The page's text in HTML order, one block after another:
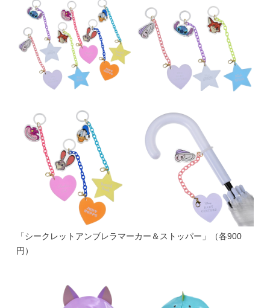
「シークレットアンブレラマーカー＆ストッパー」（各900
円）